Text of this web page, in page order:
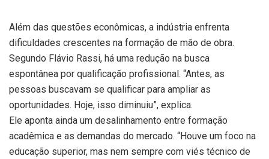
Além das questões econômicas, a indústria enfrenta
dificuldades crescentes na formação de mão de obra.
Segundo Flávio Rassi, há uma redução na busca
espontânea por qualificação profissional. “Antes, as
pessoas buscavam se qualificar para ampliar as
oportunidades. Hoje, isso diminuiu”, explica.
Ele aponta ainda um desalinhamento entre formação
acadêmica e as demandas do mercado. “Houve um foco na
educação superior, mas nem sempre com viés técnico de